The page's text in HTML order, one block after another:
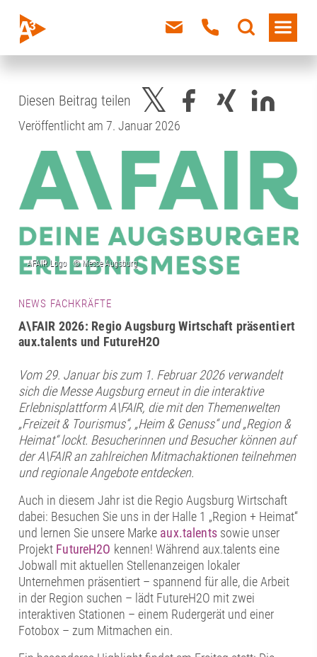
Diesen Beitrag teilen
Veröffentlicht am 7. Januar 2026
NEWS FACHKRÄFTE
A\FAIR 2026: Regio Augsburg Wirtschaft präsentiert
aux.talents und FutureH2O
Vom 29. Januar bis zum 1. Februar 2026 verwandelt
sich die Messe Augsburg erneut in die interaktive
Erlebnisplattform A\FAIR, die mit den Themenwelten
„Freizeit & Tourismus“, „Heim & Genuss“ und „Region &
Heimat“ lockt. Besucherinnen und Besucher können auf
der A\FAIR an zahlreichen Mitmachaktionen teilnehmen
und regionale Angebote entdecken.
Auch in diesem Jahr ist die Regio Augsburg Wirtschaft
dabei: Besuchen Sie uns in der Halle 1 „Region + Heimat“
und lernen Sie unsere Marke aux.talentssowie unser
Projekt FutureH2O kennen! Während aux.talents eine
Jobwall mit aktuellen Stellenanzeigen lokaler
Unternehmen präsentiert – spannend für alle, die Arbeit
in der Region suchen – lädt FutureH2O mit zwei
interaktiven Stationen – einem Rudergerät und einer
Fotobox – zum Mitmachen ein.